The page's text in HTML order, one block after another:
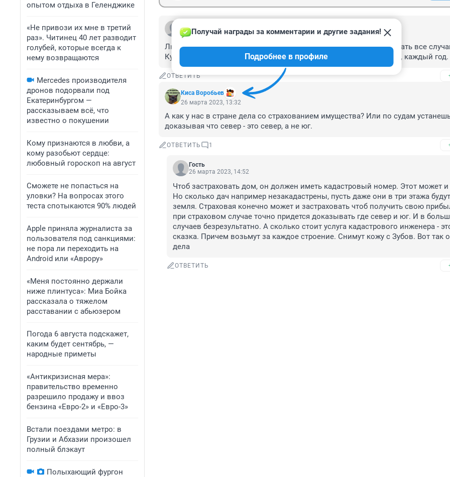
опытом отдыха в Геленджике
«Не привози их мне в третий
раз». Читинец 40 лет разводит
голубей, которые всегда к
нему возвращаются
Mercedes производителя
дронов подорвали под
Екатеринбургом —
рассказываем всё, что
известно о покушении
Кому признаются в любви, а
кому разобьют сердце:
любовный гороскоп на август
Сможете не попасться на
уловки? На вопросах этого
теста спотыкаются 90% людей
Apple приняла журналиста за
пользователя под санкциями:
не пора ли переходить на
Android или «Аврору»
«Меня постоянно держали
ниже плинтуса»: Миа Бойка
рассказала о тяжелом
расставании с абьюзером
Погода 6 августа подскажет,
каким будет сентябрь, —
народные приметы
«Антикризисная мера»:
правительство временно
разрешило продажу и ввоз
бензина «Евро-2» и «Евро-3»
Встали поездами метро: в
Грузии и Абхазии произошел
полный блэкаут
Полыхающий фургон
26 марта 2023, 14:36
Люди сами должны страховать свое имущество, и предусматривать все
Кубани все страхуют свое имущество, добровольно, и постоянно, каждый год.
ОТВЕТИТЬ
Киса Воробьев
Получай награды за комментарии и другие задания!
Подробнее в профиле
26 марта 2023, 13:32
А как у нас в стране дела со страхованием имущества? Или по судам
доказывая что север - это север, а не юг.
ОТВЕТИТЬ 1
Гость
26 марта 2023, 14:52
Чтоб застраховать дом, он должен иметь кадастровый номер. Этот может
Но сколько дач например незакадастрены, пусть даже они в три этажа
земля. Страховая конечно может и застраховать чтоб получить свою
при страховом случае точно придется доказывать где север и юг. И в
случаев безрезультатно. А сколько стоит услуга кадастрового инженера -
сказка. Причем возьмут за каждое строение. Снимут кожу с Зубов. Вот так
дела
ОТВЕТИТЬ